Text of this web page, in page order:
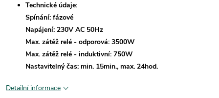
Technické údaje:
Spínání: fázové
Napájení: 230V AC 50Hz
Max. zátěž relé - odporová: 3500W
Max. zátěž relé - induktivní: 750W
Nastavitelný čas: min. 15min., max. 24hod.
Detailní informace